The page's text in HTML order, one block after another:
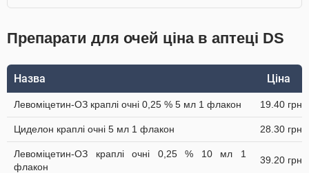
Препарати для очей ціна в аптеці DS
Назва Ціна
Левоміцетин-ОЗ краплі очні 0,25 % 5 мл 1 флакон 19.40 грн
Циделон краплі очні 5 мл 1 флакон 28.30 грн
Левоміцетин-ОЗ краплі очні 0,25 % 10 мл 1
флакон
39.20 грн